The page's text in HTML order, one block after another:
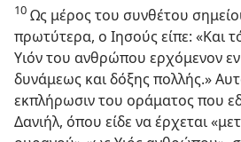
10 Ως μέρος του συνθέτου
πρωτύτερα, ο Ιησούς είπε: «Και
Υιόν του ανθρώπου ερχόμενον
δυνάμεως και δόξης πολλής.»
εκπλήρωσιν του οράματος που
Δανιήλ, όπου είδε να έρχεται